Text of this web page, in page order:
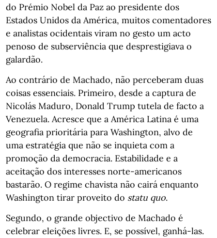
do Prémio Nobel da Paz ao presidente dos
Estados Unidos da América, muitos comentadores
e analistas ocidentais viram no gesto um acto
penoso de subserviência que desprestigiava o
galardão.
Ao contrário de Machado, não perceberam duas
coisas essenciais. Primeiro, desde a captura de
Nicolás Maduro, Donald Trump tutela de facto a
Venezuela. Acresce que a América Latina é uma
geografia prioritária para Washington, alvo de
uma estratégia que não se inquieta com a
promoção da democracia. Estabilidade e a
aceitação dos interesses norte-americanos
bastarão. O regime chavista não cairá enquanto
Washington tirar proveito do statu quo.
Segundo, o grande objectivo de Machado é
celebrar eleições livres. E, se possível, ganhá-las.